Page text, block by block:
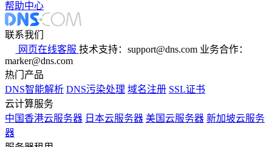
帮助中心
联系我们
网页在线客服 技术支持：support@dns.com 业务合作：
marker@dns.com
热门产品
DNS智能解析 DNS污染处理 域名注册 SSL证书
云计算服务
中国香港云服务器 日本云服务器 美国云服务器 新加坡云服务
器